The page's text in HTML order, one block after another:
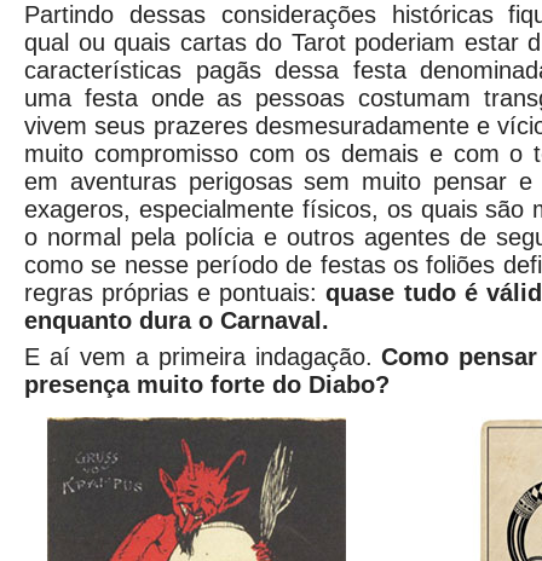
Partindo dessas considerações históricas
qual ou quais cartas do Tarot poderiam estar
características pagãs dessa festa
uma festa onde as pessoas costumam
vivem seus prazeres desmesuradamente e
muito compromisso com os demais e com o
em aventuras perigosas sem muito pensar e
exageros, especialmente físicos, os quais são
o normal pela polícia e outros agentes de
como se nesse período de festas os foliões
regras próprias e pontuais:quase tudo é
enquanto dura o Carnaval.
E aí vem a primeira indagação.Como
presença muito forte do Diabo?